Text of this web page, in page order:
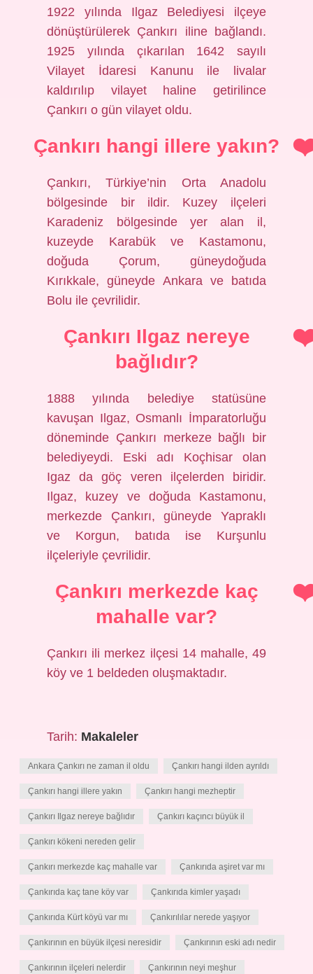
1922 yılında Ilgaz Belediyesi ilçeye
dönüştürülerek Çankırı iline bağlandı.
1925 yılında çıkarılan 1642 sayılı
Vilayet İdaresi Kanunu ile livalar
kaldırılıp vilayet haline getirilince
Çankırı o gün vilayet oldu.
Çankırı hangi illere yakın?
Çankırı, Türkiye’nin Orta Anadolu
bölgesinde bir ildir. Kuzey ilçeleri
Karadeniz bölgesinde yer alan il,
kuzeyde Karabük ve Kastamonu,
doğuda Çorum, güneydoğuda
Kırıkkale, güneyde Ankara ve batıda
Bolu ile çevrilidir.
Çankırı Ilgaz nereye
bağlıdır?
1888 yılında belediye statüsüne
kavuşan Ilgaz, Osmanlı İmparatorluğu
döneminde Çankırı merkeze bağlı bir
belediyeydi. Eski adı Koçhisar olan
Igaz da göç veren ilçelerden biridir.
Ilgaz, kuzey ve doğuda Kastamonu,
merkezde Çankırı, güneyde Yapraklı
ve Korgun, batıda ise Kurşunlu
ilçeleriyle çevrilidir.
Çankırı merkezde kaç
mahalle var?
Çankırı ili merkez ilçesi 14 mahalle, 49
köy ve 1 beldeden oluşmaktadır.
Tarih: Makaleler
Ankara Çankırı ne zaman il oldu Çankırı hangi ilden ayrıldı
Çankırı hangi illere yakın Çankırı hangi mezheptir
Çankırı Ilgaz nereye bağlıdır Çankırı kaçıncı büyük il
Çankırı kökeni nereden gelir
Çankırı merkezde kaç mahalle var Çankırıda aşiret var mı
Çankırıda kaç tane köy var Çankırıda kimler yaşadı
Çankırıda Kürt köyü var mı Çankırılılar nerede yaşıyor
Çankırının en büyük ilçesi neresidir Çankırının eski adı nedir
Çankırının ilçeleri nelerdir Çankırının neyi meşhur